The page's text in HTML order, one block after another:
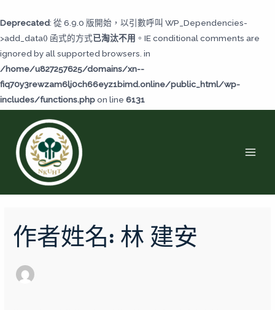
Deprecated: 從 6.9.0 版開始，以引數呼叫 WP_Dependencies-
>add_data() 函式的方式已淘汰不用 。IE conditional comments are
ignored by all supported browsers. in
/home/u827257625/domains/xn--
fiq70y3rewzam6lj0ch66eyz1bimd.online/public_html/wp-
includes/functions.phpon line 6131
至
主
要
內
容
作者姓名: 林 建安
關
鍵
字: